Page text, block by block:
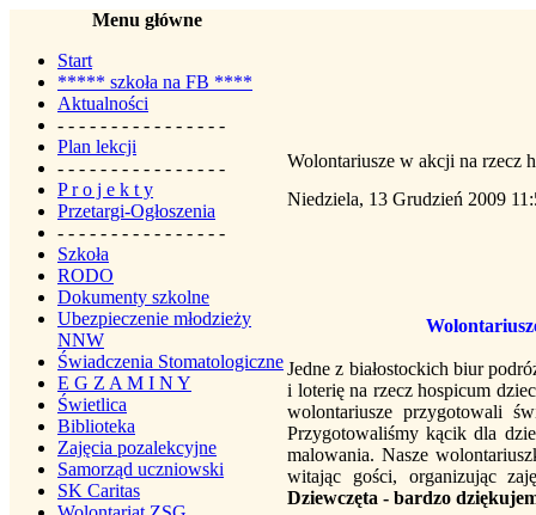
Menu główne
Start
***** szkoła na FB ****
Aktualności
- - - - - - - - - - - - - - - -
Plan lekcji
- - - - - - - - - - - - - - - -
P r o j e k t y
Przetargi-Ogłoszenia
- - - - - - - - - - - - - - - -
Szkoła
RODO
Dokumenty szkolne
Ubezpieczenie młodzieży
NNW
Świadczenia Stomatologiczne
E G Z A M I N Y
Świetlica
Biblioteka
Zajęcia pozalekcyjne
Samorząd uczniowski
SK Caritas
Wolontariusze w akcji na rzecz
Niedziela, 13 Grudzień 2009
Jedne z białostockich biur
i loterię na rzecz hospicum
wolontariusze przygotowali
Przygotowaliśmy kącik dla
malowania. Nasze
witając gości, organizując
Dziewczęta - bardzo